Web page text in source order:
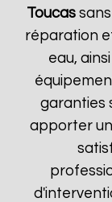
Toucas
réparation
eau,
garanties
apporter